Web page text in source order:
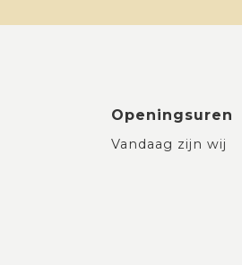
Openingsuren
Vandaag zijn wij